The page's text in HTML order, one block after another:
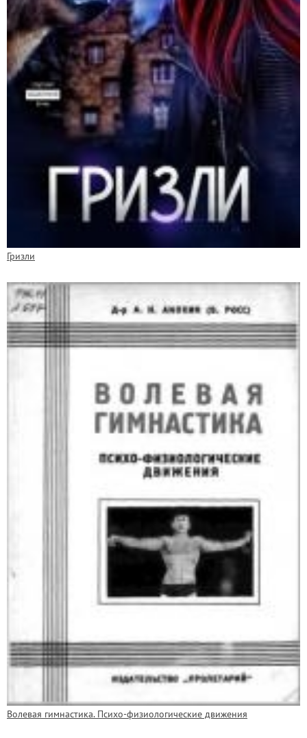
Гризли
Волевая гимнастика. Психо-физиологические движения